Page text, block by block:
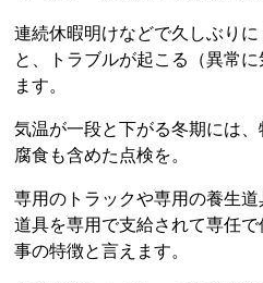
連続休暇明けなどで久しぶり
と、トラブルが起こる（異常
ます。
気温が一段と下がる冬期には
腐食も含めた点検を。
専用のトラックや専用の養生
道具を専用で支給されて専任
事の特徴と言えます。